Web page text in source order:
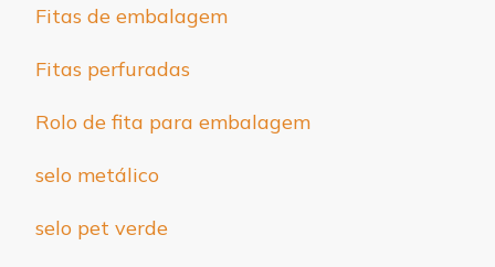
Fitas de embalagem
Fitas perfuradas
Rolo de fita para embalagem
selo metálico
selo pet verde